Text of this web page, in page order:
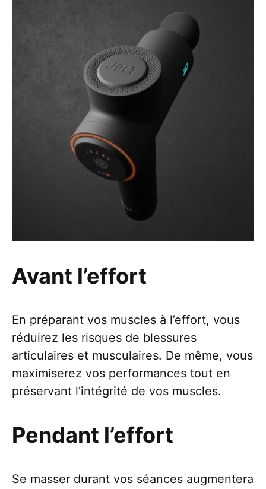
Avant l’effort
En préparant vos muscles à l’effort, vous
réduirez les risques de blessures
articulaires et musculaires. De même, vous
maximiserez vos performances tout en
préservant l’intégrité de vos muscles.
Pendant l’effort
Se masser durant vos séances augmentera